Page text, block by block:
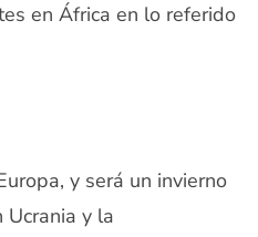
en África en lo referido
y será un invierno
Ucrania y la